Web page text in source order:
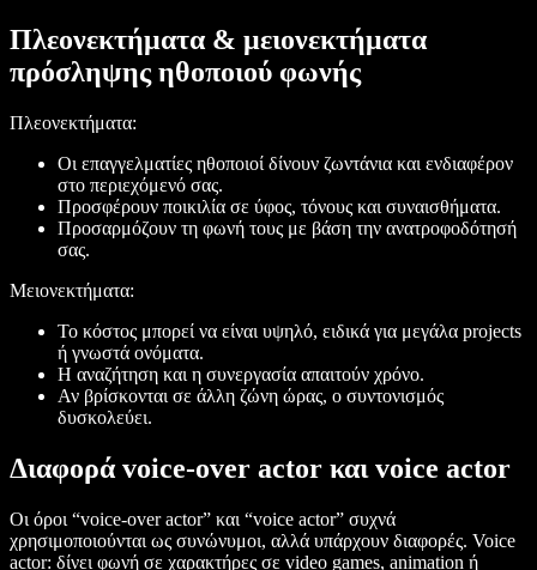
Πλεονεκτήματα & μειονεκτήματα
πρόσληψης ηθοποιού φωνής
Πλεονεκτήματα:
Οι επαγγελματίες ηθοποιοί δίνουν ζωντάνια και ενδιαφέρον
στο περιεχόμενό σας.
Προσφέρουν ποικιλία σε ύφος, τόνους και συναισθήματα.
Προσαρμόζουν τη φωνή τους με βάση την ανατροφοδότησή
σας.
Μειονεκτήματα:
Το κόστος μπορεί να είναι υψηλό, ειδικά για μεγάλα projects
ή γνωστά ονόματα.
Η αναζήτηση και η συνεργασία απαιτούν χρόνο.
Αν βρίσκονται σε άλλη ζώνη ώρας, ο συντονισμός
δυσκολεύει.
Διαφορά voice-over actor και voice actor
Οι όροι “voice-over actor” και “voice actor” συχνά
χρησιμοποιούνται ως συνώνυμοι, αλλά υπάρχουν διαφορές. Voice
actor: δίνει φωνή σε χαρακτήρες σε video games, animation ή